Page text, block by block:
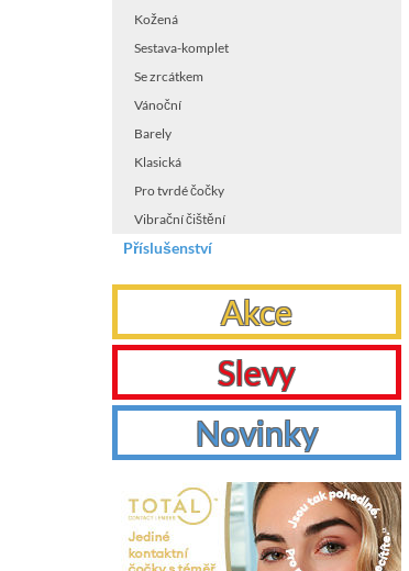
Hluboké pouzdro sport -
Hluboké pouzdro sport -
VYBRAT
Kožená
Sestava-komplet
Se zrcátkem
Vánoční
Barely
Klasická
Pro tvrdé čočky
Vibrační čištění
Příslušenství
Akce
Slevy
Novinky